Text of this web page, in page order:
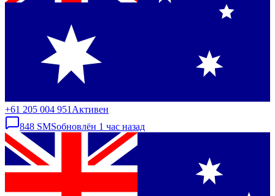
+61 205 004 951 Активен
848 SMSобновлён 1 час назад